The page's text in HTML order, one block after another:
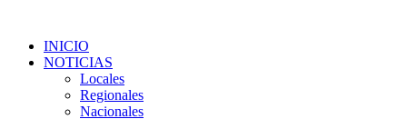
INICIO
NOTICIAS
Locales
Regionales
Nacionales